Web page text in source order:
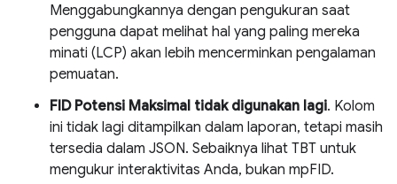
Menggabungkannya dengan pengukuran saat
pengguna dapat melihat hal yang paling mereka
minati (LCP) akan lebih mencerminkan pengalaman
pemuatan.
FID Potensi Maksimal tidak digunakan lagi. Kolom
ini tidak lagi ditampilkan dalam laporan, tetapi masih
tersedia dalam JSON. Sebaiknya lihat TBT untuk
mengukur interaktivitas Anda, bukan mpFID.